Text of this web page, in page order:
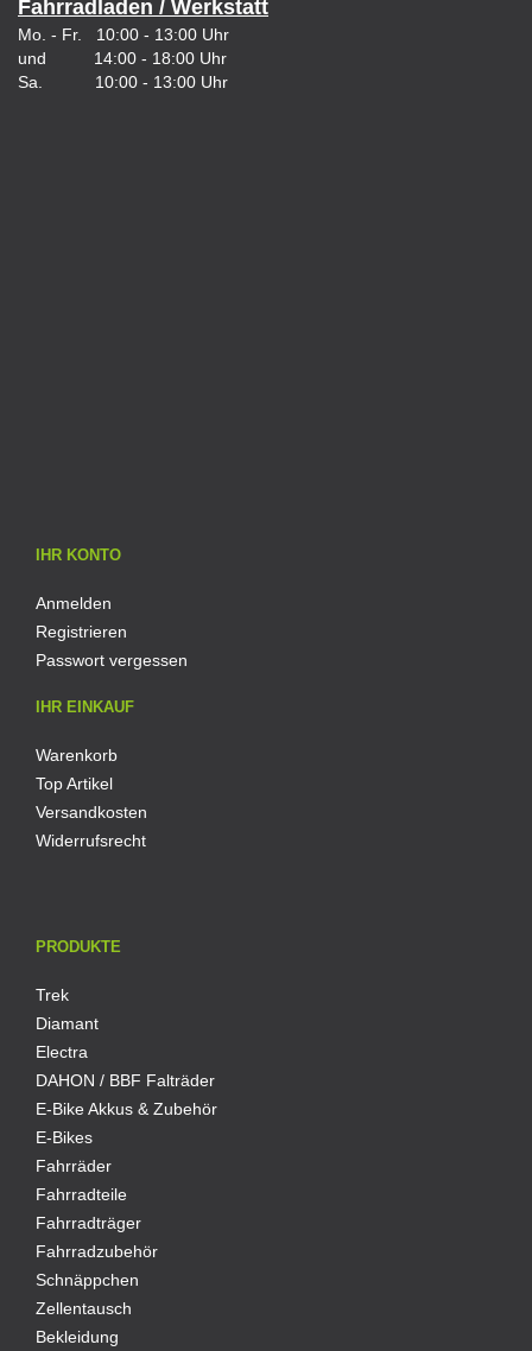
Fahrradladen / Werkstatt
Mo. - Fr. 10:00 - 13:00 Uhr
und 14:00 - 18:00 Uhr
Sa. 10:00 - 13:00 Uhr
IHR KONTO
Anmelden
Registrieren
Passwort vergessen
IHR EINKAUF
Warenkorb
Top Artikel
Versandkosten
Widerrufsrecht
PRODUKTE
Trek
Diamant
Electra
DAHON / BBF Falträder
E-Bike Akkus & Zubehör
E-Bikes
Fahrräder
Fahrradteile
Fahrradträger
Fahrradzubehör
Schnäppchen
Zellentausch
Bekleidung